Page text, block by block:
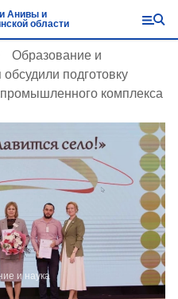
Анивы и
области
Образование и
подготовку
комплекса
и наука